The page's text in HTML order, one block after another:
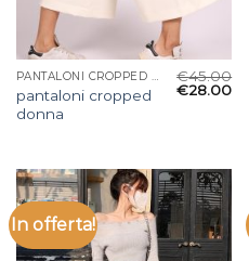
PANTALONI CROPPED DONNA
pantaloni cropped
donna
€45.00
€28.00
In offerta!